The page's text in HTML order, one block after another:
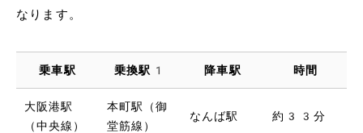
なります。
乗車駅 乗換駅1 降車駅 時間
大阪港駅
（中央線）
本町駅（御
堂筋線）
なんば駅 約33分